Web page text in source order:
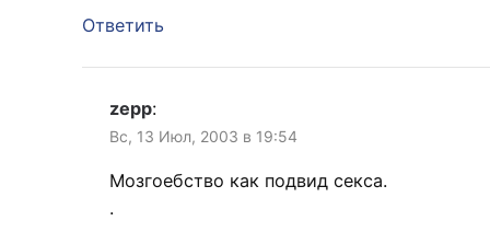
Ответить
zepp:
Вс, 13 Июл, 2003 в 19:54
Мозгоебство как подвид секса.
.